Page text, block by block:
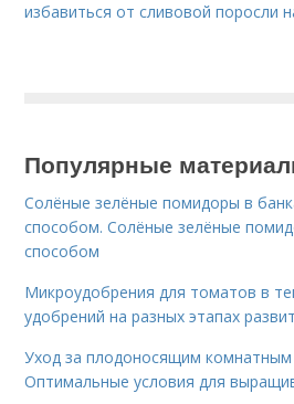
избавиться от сливовой поросли
Популярные
Солёные зелёные помидоры в
способом. Солёные зелёные
способом
Микроудобрения для томатов в
удобрений на разных этапах
Уход за плодоносящим
Оптимальные условия для